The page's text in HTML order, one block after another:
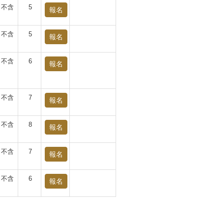
不含 5 報名
不含 5 報名
不含 6 報名
不含 7 報名
不含 8 報名
不含 7 報名
不含 6 報名